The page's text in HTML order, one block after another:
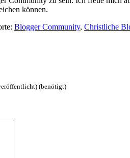
können.
Blogger Community, Christliche
(benötigt)